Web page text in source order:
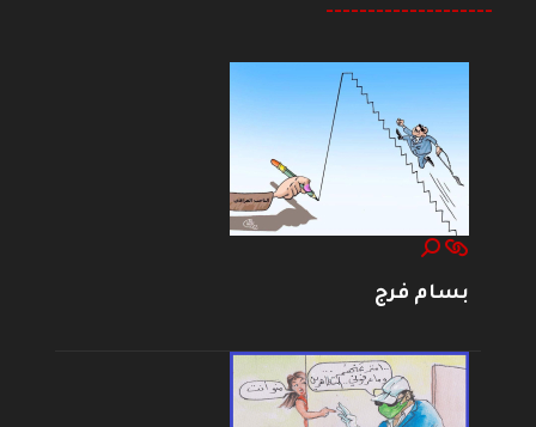
--------------------
بسام فرج